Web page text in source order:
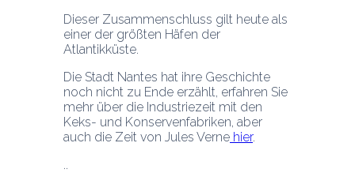
Dieser Zusammenschluss gilt heute als
einer der größten Häfen der
Die Stadt Nantes hat ihre Geschichte
noch nicht zu Ende erzählt, erfahren Sie
mehr über die Industriezeit mit den
Keks- und Konservenfabriken, aber
auch die Zeit von Jules Verne hier.